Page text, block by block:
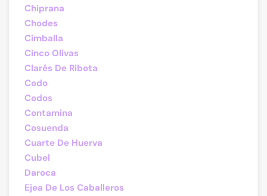
Chiprana
Chodes
Cimballa
Cinco Olivas
Clarés De Ribota
Codo
Codos
Contamina
Cosuenda
Cuarte De Huerva
Cubel
Daroca
Ejea De Los Caballeros